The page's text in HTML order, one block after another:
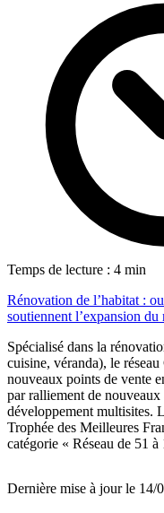
Temps de lecture : 4 min
Rénovation de l’habitat :
soutiennent l’expansion du
Spécialisé dans la
cuisine, véranda), le
nouveaux points de vente
par ralliement de nouveaux
développement multisites.
Trophée des Meilleures
catégorie « Réseau de 51
Dernière mise à jour le 14/